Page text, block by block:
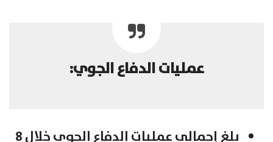
عمليات الدفاع الجوي:
بلغ إجمالي عمليات الدفاع الجوي خلال 8